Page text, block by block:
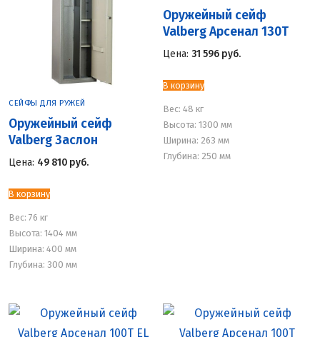
СЕЙФЫ ДЛЯ РУЖЕЙ
Оружейный сейф
Valberg Заслон
Цена: 49 810 руб.
В корзину
Вес: 76 кг
Высота: 1404 мм
Ширина: 400 мм
Глубина: 300 мм
Оружейный сейф
Valberg Арсенал 130Т
Цена: 31 596 руб.
В корзину
Вес: 48 кг
Высота: 1300 мм
Ширина: 263 мм
Глубина: 250 мм